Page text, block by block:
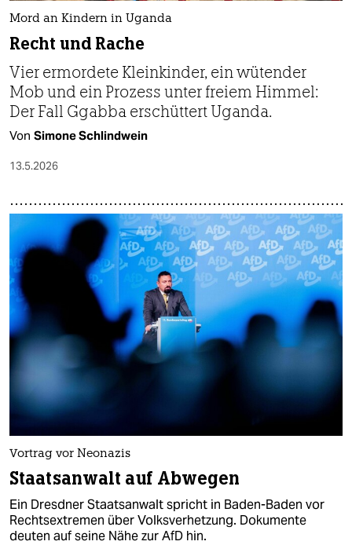
Mord an Kindern in Uganda
Recht und Rache
Vier ermordete Kleinkinder, ein wütender
Mob und ein Prozess unter freiem Himmel:
Der Fall Ggabba erschüttert Uganda.
Von Simone Schlindwein
13.5.2026
Vortrag vor Neonazis
Staatsanwalt auf Abwegen
Ein Dresdner Staatsanwalt spricht in Baden-Baden vor
Rechtsextremen über Volksverhetzung. Dokumente
deuten auf seine Nähe zur AfD hin.